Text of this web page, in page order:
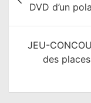
t
DVD d’un
JEU-
des